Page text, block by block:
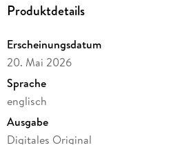
Produktdetails
Erscheinungsdatum
20. Mai 2026
Sprache
englisch
Ausgabe
Digitales Original